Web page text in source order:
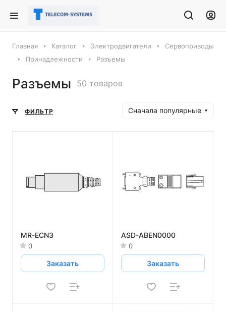
Главная Каталог Электродвигатели
Сервоприводы
Принадлежности
Разъемы
Разъемы 50 товаров
ФИЛЬТР Сначала популярные
MR-ECN3
0
Заказать
ASD-ABEN0000
0
Заказать